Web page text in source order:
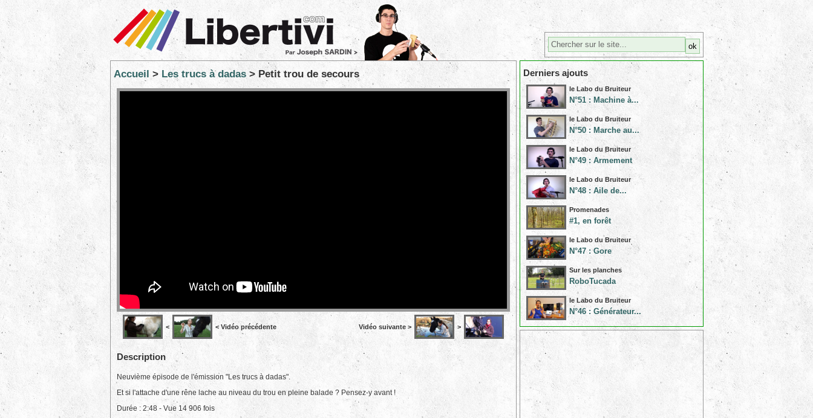
Accueil > Les trucs à dadas> Petit trou de secours
< < Vidéo précédente Vidéo suivante > >
Description
Neuvième épisode de l'émission "Les trucs à dadas".
Et si l'attache d'une rêne lache au niveau du trou en pleine balade ? Pensez-y avant !
Durée : 2:48 - Vue 14 906 fois
Derniers ajouts
le Labo du Bruiteur
N°51 : Machine à...
le Labo du Bruiteur
N°50 : Marche au...
le Labo du Bruiteur
N°49 : Armement
le Labo du Bruiteur
N°48 : Aile de...
Promenades
#1, en forêt
le Labo du Bruiteur
N°47 : Gore
Sur les planches
RoboTucada
le Labo du Bruiteur
N°46 : Générateur...